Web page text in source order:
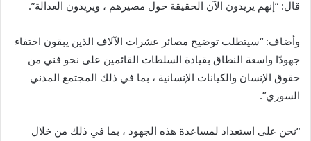
قال: “إنهم يريدون الآن الحقيقة حول مصيرهم ، ويريدون العدالة”.
وأضاف: “سيتطلب توضيح مصائر عشرات الآلاف الذين يبقون اختفاء
جهودًا واسعة النطاق بقيادة السلطات القائمين على نحو فني من
حقوق الإنسان والكيانات الإنسانية ، بما في ذلك المجتمع المدني
السوري”.
“نحن على استعداد لمساعدة هذه الجهود ، بما في ذلك من خلال